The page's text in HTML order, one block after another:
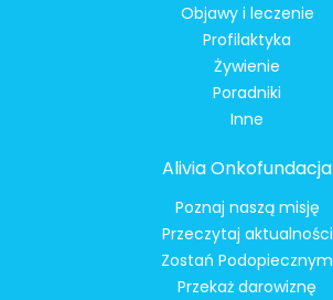
Objawy i leczenie
Profilaktyka
Żywienie
Poradniki
Inne
Alivia Onkofundacja
Poznaj naszą misję
Przeczytaj aktualności
Zostań Podopiecznym
Przekaż darowiznę